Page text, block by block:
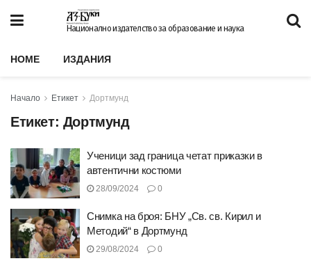
Национално издателство за образование и наука
HOME ИЗДАНИЯ
Начало Етикет Дортмунд
Етикет: Дортмунд
Ученици зад граница четат приказки в
автентични костюми
28/09/2024 0
Снимка на броя: БНУ „Св. св. Кирил и
Методий“ в Дортмунд
29/08/2024 0